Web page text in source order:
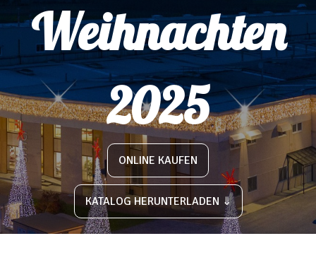
Weihnachten
2025
ONLINE KAUFEN
KATALOG HERUNTERLADEN ⇓